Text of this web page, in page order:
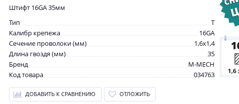
Штифт 16GA 35мм
Тип
T
Калибр крепежа
16GA
Сечение проволоки (мм)
1,6х1,4
Длина гвоздя (мм)
35
Бренд
M-MECH
Код товара
034763
ДОБАВИТЬ К СРАВНЕНИЮ ОТЛОЖИТЬ